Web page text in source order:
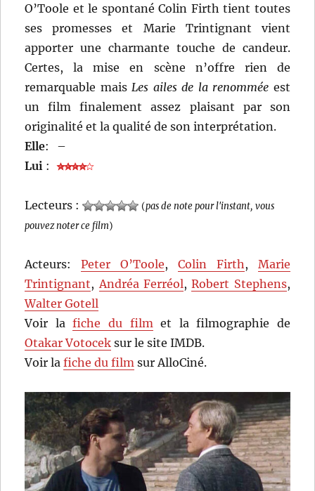
O’Toole et le spontané Colin Firth tient toutes
ses promesses et Marie Trintignant vient
apporter une charmante touche de candeur.
Certes, la mise en scène n’offre rien de
remarquable mais Les ailes de la renommée est
un film finalement assez plaisant par son
originalité et la qualité de son interprétation.
Elle:
–
Lui :
Lecteurs : (pas de note pour l'instant, vous
pouvez noter ce film)
Acteurs:Peter O’Toole, Colin Firth , Marie
Trintignant, Andréa Ferréol,Robert Stephens,
Walter Gotell
Voir lafiche du film et la filmographie de
Otakar Votocek sur le site IMDB.
Voir lafiche du film sur AlloCiné.